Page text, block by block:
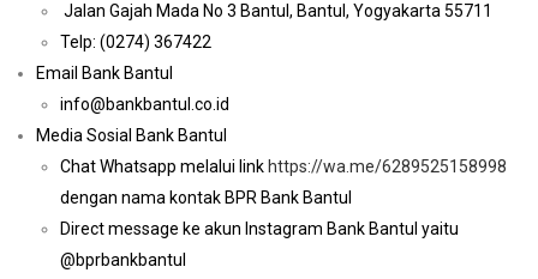
Jalan Gajah Mada No 3 Bantul, Bantul, Yogyakarta 55711
Telp: (0274) 367422
Email Bank Bantul
info@bankbantul.co.id
Media Sosial Bank Bantul
Chat Whatsapp melalui link https://wa.me/6289525158998
dengan nama kontak BPR Bank Bantul
Direct message ke akun Instagram Bank Bantul yaitu
@bprbankbantul